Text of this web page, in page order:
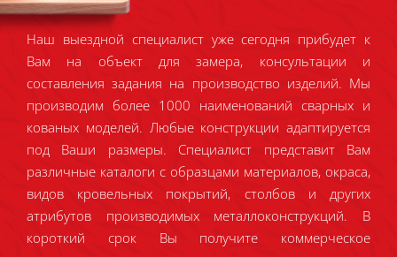
Наш выездной специалист уже сегодня прибудет к
Вам на объект для замера, консультации и
составления задания на производство изделий. Мы
производим более 1000 наименований сварных и
кованых моделей. Любые конструкции адаптируется
под Ваши размеры. Специалист представит Вам
различные каталоги с образцами материалов, окраса,
видов кровельных покрытий, столбов и других
атрибутов производимых металлоконструкций. В
короткий срок Вы получите коммерческое